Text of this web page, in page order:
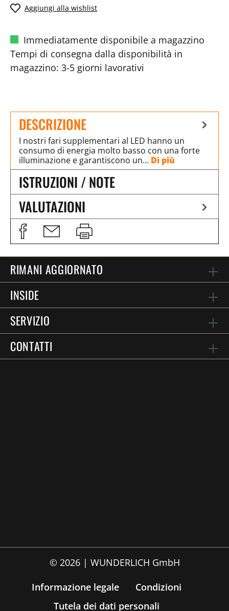
Aggiungi alla wishlist
Immediatamente disponibile a magazzino
Tempi di consegna dalla disponibilità in
magazzino: 3-5 giorni lavorativi
DESCRIZIONE
I nostri fari supplementari al LED hanno un
consumo di energia molto basso con una forte
illuminazione e garantiscono un… Di più
ISTRUZIONI / NOTE
VALUTAZIONI
RIMANI AGGIORNATO
INSIDE
SERVIZIO
CONTATTI
© 2026 | WUNDERLICH GmbH
Informazione legale
Condizioni
Tutela dei dati personali